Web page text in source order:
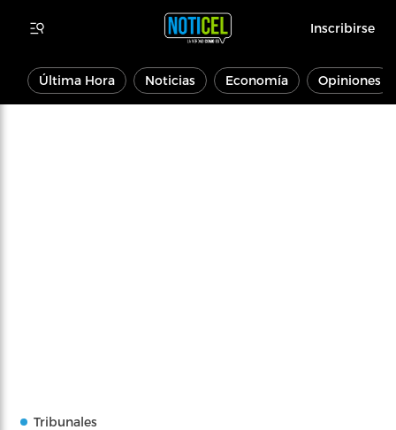
Inscribirse
Última Hora Noticias Economía Opiniones
Tribunales